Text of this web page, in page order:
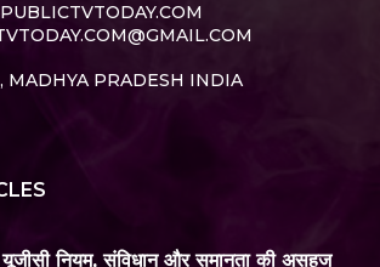
MADHYA PRADESH INDIA
यूजीसी नियम, संविधान और समानता की असहज